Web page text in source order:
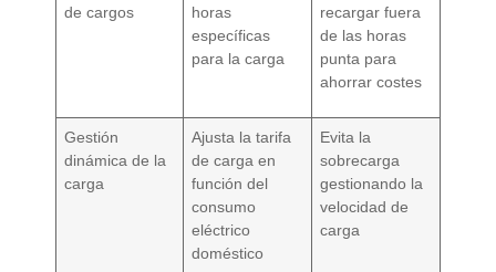
de cargos
horas
específicas
para la carga
recargar fuera
de las horas
punta para
ahorrar costes
Gestión
dinámica de la
carga
Ajusta la tarifa
de carga en
función del
consumo
eléctrico
doméstico
Evita la
sobrecarga
gestionando la
velocidad de
carga